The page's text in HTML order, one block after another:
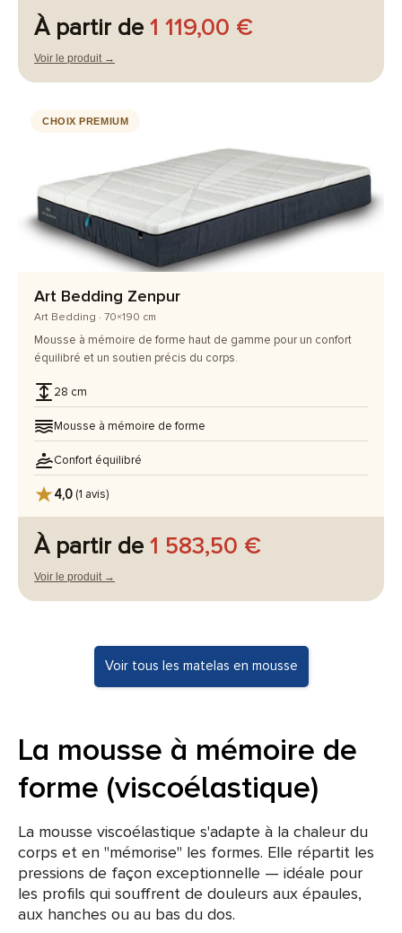
À partir de 1 119,00 €
Voir le produit →
CHOIX PREMIUM
Art Bedding Zenpur
Art Bedding · 70×190 cm
Mousse à mémoire de forme haut de gamme pour un confort
équilibré et un soutien précis du corps.
28 cm
Mousse à mémoire de forme
Confort équilibré
4,0 (1 avis)
À partir de 1 583,50 €
Voir le produit →
Voir tous les matelas en mousse
La mousse à mémoire de
forme (viscoélastique)
La mousse viscoélastique s'adapte à la chaleur du
corps et en "mémorise" les formes. Elle répartit les
pressions de façon exceptionnelle — idéale pour
les profils qui souffrent de douleurs aux épaules,
aux hanches ou au bas du dos.